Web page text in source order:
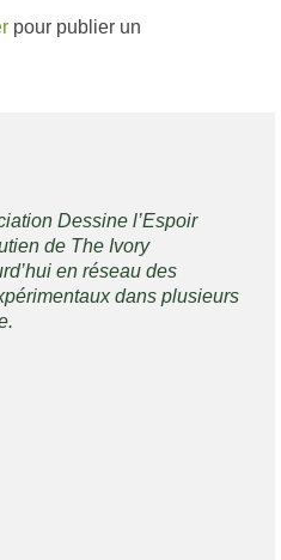
pour publier un
Dessine l’Espoir
de The Ivory
en réseau des
dans plusieurs